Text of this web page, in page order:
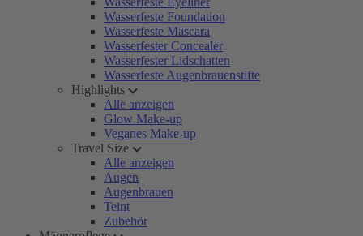
Wasserfeste Foundation
Wasserfeste Mascara
Wasserfester Concealer
Wasserfester Lidschatten
Wasserfeste Augenbrauenstifte
Highlights
Alle anzeigen
Glow Make-up
Veganes Make-up
Travel Size
Alle anzeigen
Augen
Augenbrauen
Teint
Zubehör